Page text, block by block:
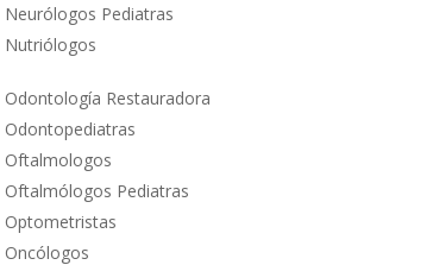
Neurólogos Pediatras
Nutriólogos
Odontología Restauradora
Odontopediatras
Oftalmologos
Oftalmólogos Pediatras
Optometristas
Oncólogos